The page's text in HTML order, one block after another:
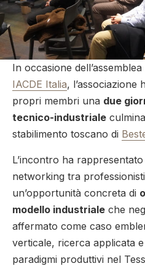
In occasione
IACDE Italia, l’associazione
propri membri una due
tecnico-industriale
stabilimento toscano di
L’incontro ha
networking tra
un’opportunità concreta di
modello industriale che
affermato come caso
verticale, ricerca applicata
paradigmi produttivi nel